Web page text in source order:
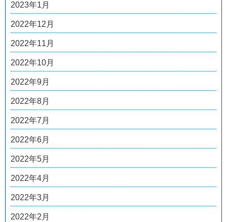
2023年1月
2022年12月
2022年11月
2022年10月
2022年9月
2022年8月
2022年7月
2022年6月
2022年5月
2022年4月
2022年3月
2022年2月